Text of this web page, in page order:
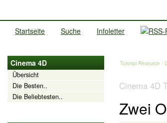
Startseite Suche Infoletter
Cinema 4D
Übersicht
Die Besten..
Die Beliebtesten..
Tutorial Resource /
Cinema 4D
Zwei